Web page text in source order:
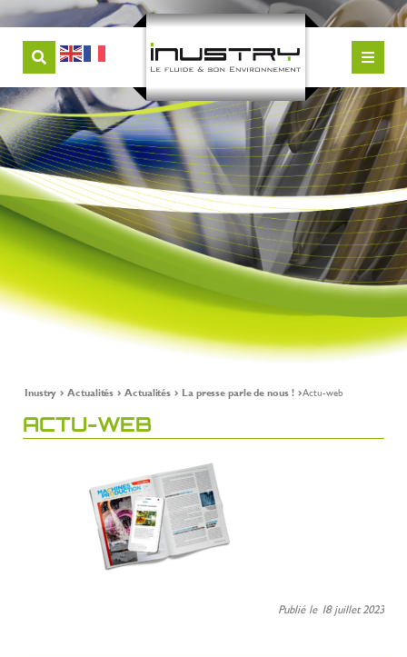
Inustry Actualités Actualités La presse parle de nous ! Actu-web
ACTU-WEB
Publié le 18 juillet 2023